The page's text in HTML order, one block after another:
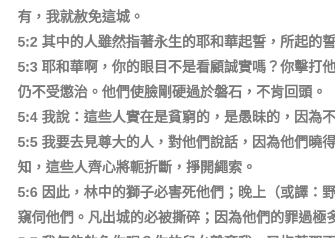
有，我就赦免這城。
5:2 其中的人雖然指著永生的耶和華起誓，所起的
5:3 耶和華啊，你的眼目不是看顧誠實嗎？你擊打
仍不受懲治。他們使臉剛硬過於磐石，不肯回頭。
5:4 我說：這些人實在是貧窮的，是愚昧的，因為
5:5 我要去見尊大的人，對他們說話，因為他們
知，這些人齊心將軛折斷，掙開繩索。
5:6 因此，林中的獅子必害死他們；晚上（或譯：
窺伺他們。凡出城的必被撕碎；因為他們的罪過極